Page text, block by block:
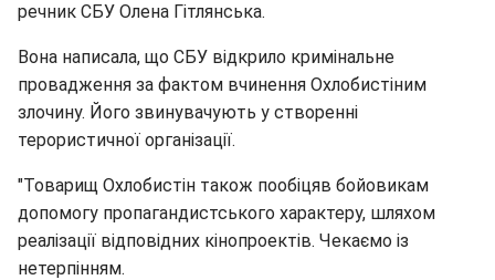
речник СБУ Олена Гітлянська.
Вона написала, що СБУ відкрило кримінальне
провадження за фактом вчинення Охлобистіним
злочину. Його звинувачують у створенні
терористичної організації.
"Товарищ Охлобистін також пообіцяв бойовикам
допомогу пропагандистського характеру, шляхом
реалізації відповідних кінопроектів. Чекаємо із
нетерпінням.